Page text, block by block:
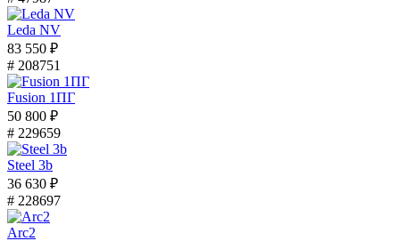
Leda NV
83 550 ₽
# 208751
Fusion 1ПГ
50 800 ₽
# 229659
Steel 3b
36 630 ₽
# 228697
Arc2